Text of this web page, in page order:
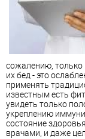
сожалению, только
их бед - это
применять
известным есть
увидеть только
укреплению
состояние
врачами, и даже